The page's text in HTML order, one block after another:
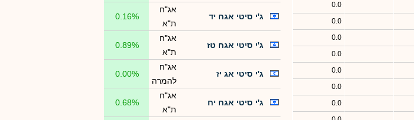
0.0
0.0
0.0
0.0
0.0
0.0
0.0
ג'י סיטי אגח יד
אג"ח
ת"א
0.16%
ג'י סיטי אגח טז
אג"ח
ת"א
0.89%
ג'י סיטי אג יז
אג"ח
להמרה
0.00%
ג'י סיטי אגח יח
אג"ח
ת"א
0.68%